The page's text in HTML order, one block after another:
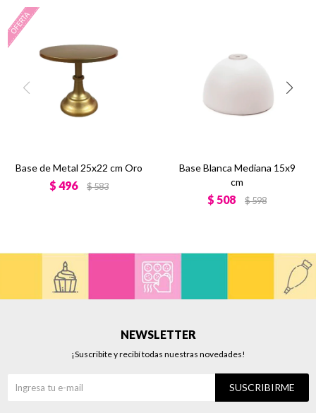
Base de Metal 25x22 cm Oro
$ 496 $583
Base Blanca Mediana 15x9
cm
$ 508 $598
NEWSLETTER
¡Suscribite y recibí todas nuestras novedades!
SUSCRIBIRME